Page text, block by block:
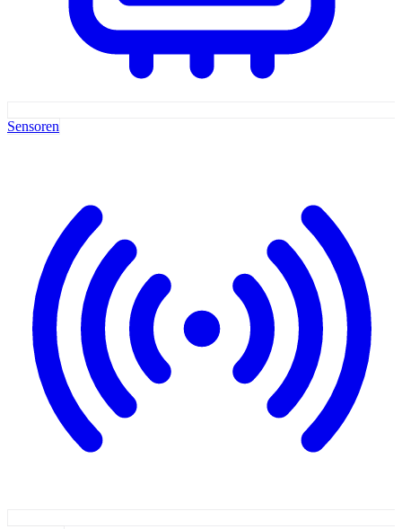
Sensoren